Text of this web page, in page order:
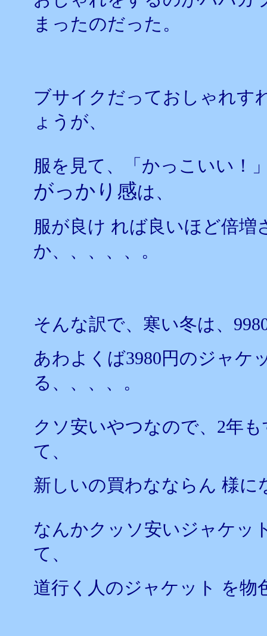
まったのだった。
ブサイクだっておしゃれす
ょうが、
服を見て、「かっこいい！
がっかり感は、
服が良け れば良いほど倍
か、、、、、。
そんな訳で、寒い冬は、
あわよくば3980円のジャケ
る、、、、。
クソ安いやつなので、2年
て、
新しいの買わなならん 様
なんかクッソ安いジャケッ
て、
道行く人のジャケット を物